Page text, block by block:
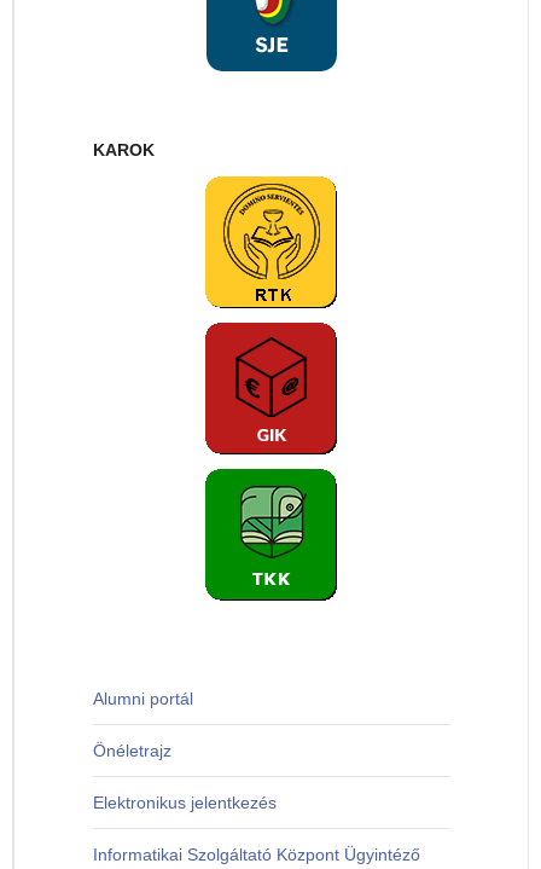
KAROK
Alumni portál
Önéletrajz
Elektronikus jelentkezés
Informatikai Szolgáltató Központ Ügyintéző